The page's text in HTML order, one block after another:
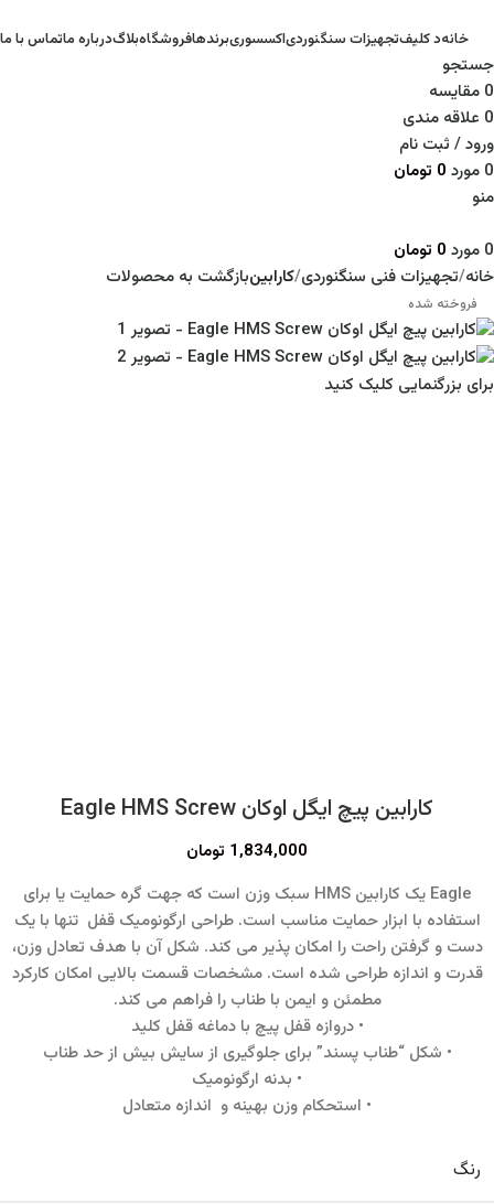
خانهد کلیفتجهیزات سنگنوردیاکسسوریبرندهافروشگاهبلاگدرباره ماتماس با ما
جستجو
0 مقايسه
0 علاقه مندی
ورود / ثبت نام
0 مورد 0 تومان
منو
0 مورد 0 تومان
خانه تجهیزات فنی سنگنوردی کارابینبازگشت به محصولات
فروخته شده
برای بزرگنمایی کلیک کنید
کارابین پیچ ایگل اوکان Eagle HMS Screw
1,834,000 تومان
Eagle یک کارابین HMS سبک وزن است که جهت گره حمایت یا برای
استفاده با ابزار حمایت مناسب است. طراحی ارگونومیک قفل تنها با یک
دست و گرفتن راحت را امکان پذیر می کند. شکل آن با هدف تعادل وزن،
قدرت و اندازه طراحی شده است. مشخصات قسمت بالایی امکان کارکرد
مطمئن و ایمن با طناب را فراهم می کند.
• دروازه قفل پیچ با دماغه قفل کلید
• شکل “طناب پسند” برای جلوگیری از سایش بیش از حد طناب
• بدنه ارگونومیک
• استحکام وزن بهینه و اندازه متعادل
رنگ